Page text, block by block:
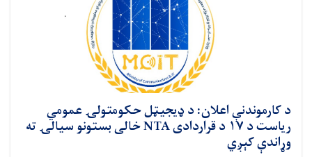
د کارموندنې اعلان: د ډیجیټل حکومتولۍ عمومي
ریاست د ۱۷ د قراردادی NTA خالی بستونو سیالۍ ته
وړاندې کېږي